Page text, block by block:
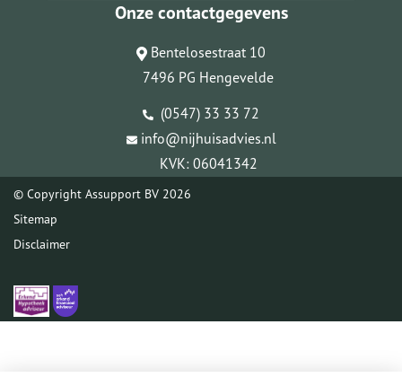
Onze contactgegevens
Bentelosestraat 10
7496 PG Hengevelde
(0547) 33 33 72
info@nijhuisadvies.nl
KVK: 06041342
© Copyright Assupport BV 2026
Sitemap
Disclaimer